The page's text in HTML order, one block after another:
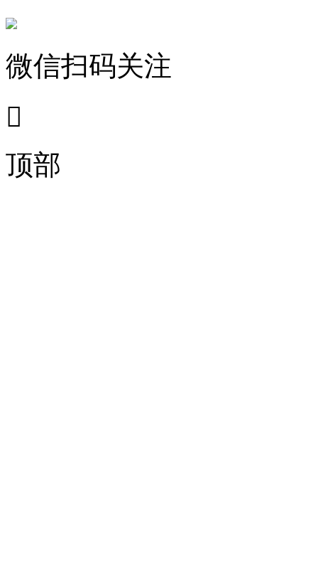
微信扫码关注

顶部